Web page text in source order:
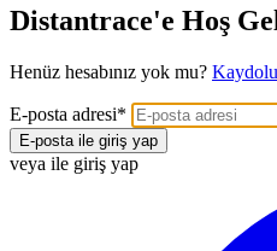
Distantrace'e Hoş
Henüz hesabınız yok mu?
E-posta adresi*
E-posta ile giriş yap
veya ile giriş yap